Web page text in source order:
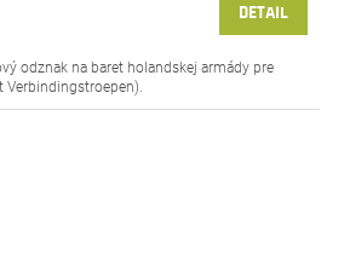
DETAIL
odznak na baret holandskej armády pre
Verbindingstroepen).